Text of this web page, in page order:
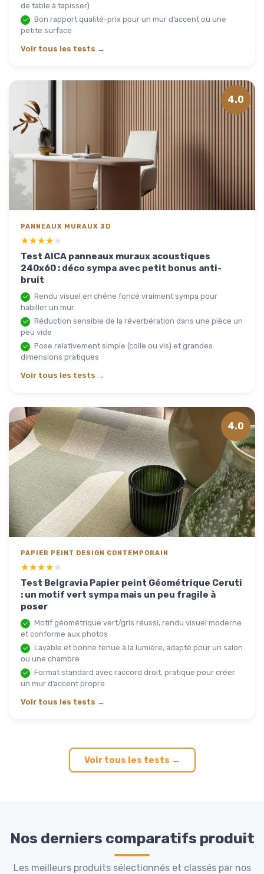
de table à tapisser)
Bon rapport qualité-prix pour un mur d’accent ou une
petite surface
Voir tous les tests →
4.0
PANNEAUX MURAUX 3D
★★★★★
★★★★★
Test AICA panneaux muraux acoustiques
240x60 : déco sympa avec petit bonus anti-
bruit
Rendu visuel en chêne foncé vraiment sympa pour
habiller un mur
Réduction sensible de la réverbération dans une pièce un
peu vide
Pose relativement simple (colle ou vis) et grandes
dimensions pratiques
Voir tous les tests →
4.0
PAPIER PEINT DESIGN CONTEMPORAIN
★★★★★
★★★★★
Test Belgravia Papier peint Géométrique Ceruti
: un motif vert sympa mais un peu fragile à
poser
Motif géométrique vert/gris réussi, rendu visuel moderne
et conforme aux photos
Lavable et bonne tenue à la lumière, adapté pour un salon
ou une chambre
Format standard avec raccord droit, pratique pour créer
un mur d’accent propre
Voir tous les tests →
Voir tous les tests →
Nos derniers comparatifs produit
Les meilleurs produits sélectionnés et classés par nos